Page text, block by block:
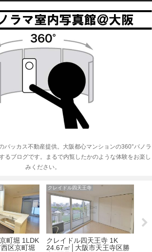
バッカス不動産提供。大阪都心マンションの360°パノラ
るブログです。まるで内覧したかのような体験をお楽し
みください。
寺
天王寺 1K
市天王寺区勝
KAISEI本町
KAISEI本町 1K 33.76㎡│大
阪市西区立売堀１丁目8-7